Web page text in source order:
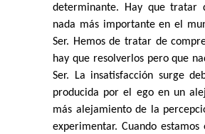
determinante. Hay que tratar
nada más importante en el
Ser. Hemos de tratar de
hay que resolverlos pero que
Ser. La insatisfacción surge
producida por el ego en un
más alejamiento de la
experimentar. Cuando